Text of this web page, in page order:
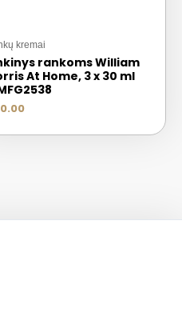
kremai
rankoms William
At Home, 3 x 30 ml